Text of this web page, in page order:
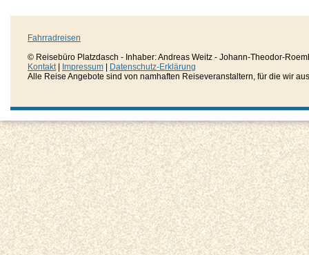
Fahrradreisen
© Reisebüro Platzdasch - Inhaber: Andreas Weitz - Johann-Theodor-
Kontakt| Impressum
Datenschutz-Erklärung
Alle Reise Angebote sind von namhaften Reiseveranstaltern, für die wir